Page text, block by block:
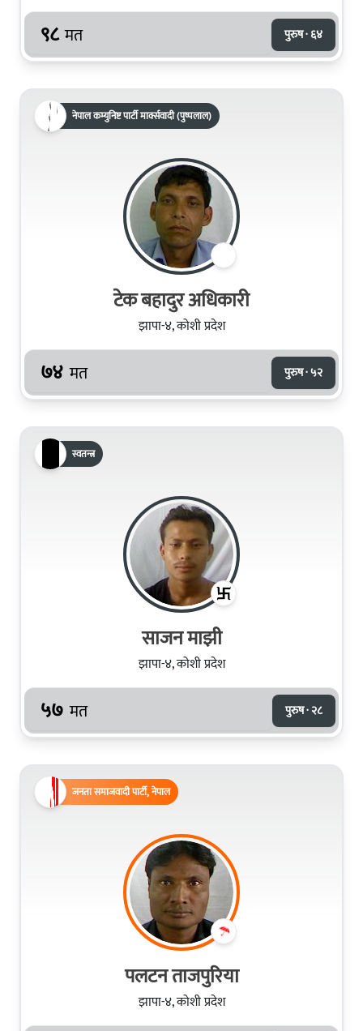
९८ मत पुरुष · ६४
नेपाल कम्युनिष्ट पार्टी मार्क्सवादी (पुष्पलाल)
टेक बहादुर अधिकारी
झापा-४, कोशी प्रदेश
७४ मत पुरुष · ५२
स्वतन्त्र
साजन माझी
झापा-४, कोशी प्रदेश
५७ मत पुरुष · २८
जनता समाजवादी पार्टी, नेपाल
पलटन ताजपुरिया
झापा-४, कोशी प्रदेश